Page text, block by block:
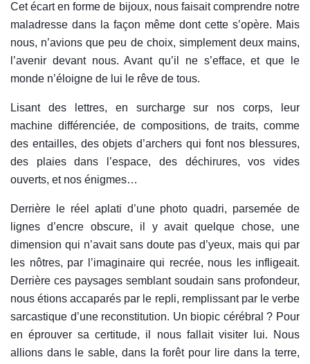
Cet écart en forme de bijoux, nous faisait comprendre notre
maladresse dans la façon même dont cette s’opère. Mais
nous, n’avions que peu de choix, simplement deux mains,
l’avenir devant nous. Avant qu’il ne s’efface, et que le
monde n’éloigne de lui le rêve de tous.
Lisant des lettres, en surcharge sur nos corps, leur
machine différenciée, de compositions, de traits, comme
des entailles, des objets d’archers qui font nos blessures,
des plaies dans l’espace, des déchirures, vos vides
ouverts, et nos énigmes…
Derrière le réel aplati d’une photo quadri, parsemée de
lignes d’encre obscure, il y avait quelque chose, une
dimension qui n’avait sans doute pas d’yeux, mais qui par
les nôtres, par l’imaginaire qui recrée, nous les infligeait.
Derrière ces paysages semblant soudain sans profondeur,
nous étions accaparés par le repli, remplissant par le verbe
sarcastique d’une reconstitution. Un biopic cérébral ? Pour
en éprouver sa certitude, il nous fallait visiter lui. Nous
allions dans le sable, dans la forêt pour lire dans la terre,